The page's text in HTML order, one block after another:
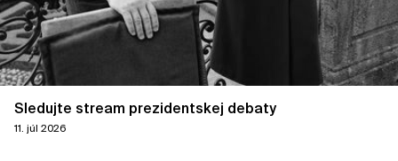
Sledujte stream prezidentskej debaty
11. júl 2026